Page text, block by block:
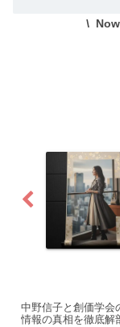
中野信子と創価学会
情報の真相を徹底解